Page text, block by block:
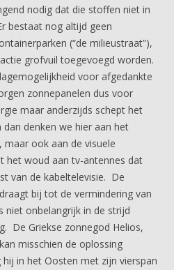
nodig dat die stoffen niet in
bestaat nog altijd geen
(“de milieustraat”),
grofvuil toegevoegd worden.
voor afgedankte
zonnepanelen dus voor
maar anderzijds schept het
denken we hier aan het
maar ook aan de visuele
het woud aan tv-antennes dat
van de kabeltelevisie. De
bij tot de vermindering van
niet onbelangrijk in de strijd
De Griekse zonnegod Helios,
misschien de oplossing
in het Oosten met zijn vierspan